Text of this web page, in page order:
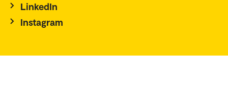
LinkedIn
Instagram